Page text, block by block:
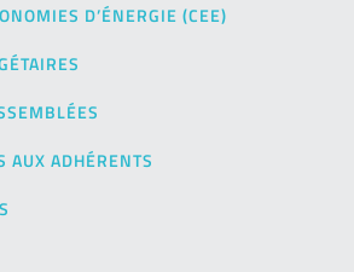
D’ÉNERGIE (CEE)
AUX ADHÉRENTS